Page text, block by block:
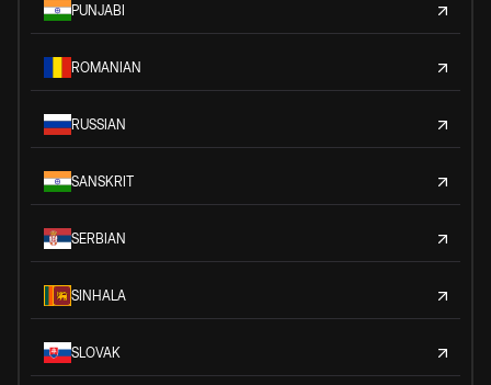
PUNJABI
ROMANIAN
RUSSIAN
SANSKRIT
SERBIAN
SINHALA
SLOVAK